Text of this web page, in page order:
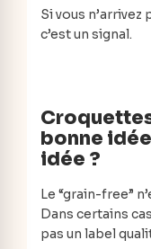
Si vous
c’est un signal.
bonne
idée ?
Le “grain-free”
Dans certains
pas un label